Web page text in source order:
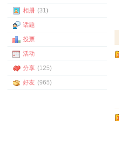
相册 (31)
话题
投票
活动
分享 (125)
好友 (965)